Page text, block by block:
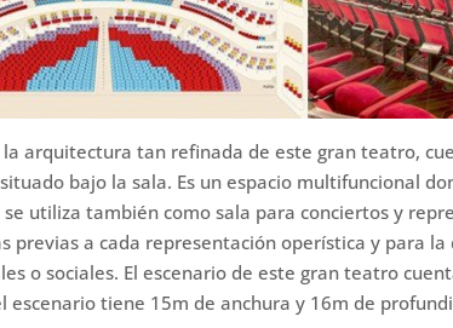
arquitectura tan refinada de este gran teatro,
bajo la sala. Es un espacio multifuncional
utiliza también como sala para conciertos y
previas a cada representación operística y para
o sociales. El escenario de este gran teatro
escenario tiene 15m de anchura y 16m de